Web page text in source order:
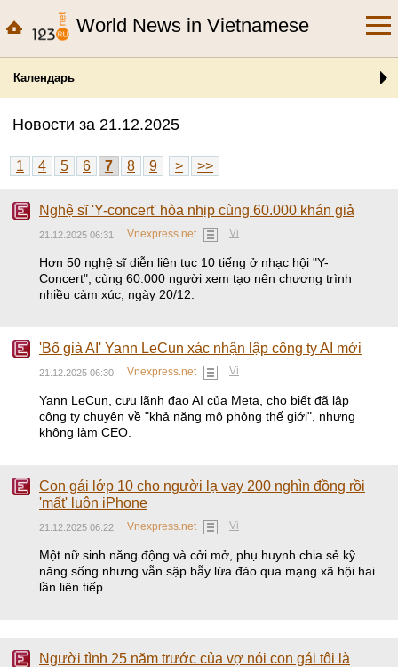
World News in Vietnamese
Календарь
Новости за 21.12.2025
1 4 5 6 7 8 9 > >>
Nghệ sĩ 'Y-concert' hòa nhịp cùng 60.000 khán giả
21.12.2025 06:31 Vnexpress.net Vi
Hơn 50 nghệ sĩ diễn liên tục 10 tiếng ở nhạc hội "Y-
Concert", cùng 60.000 người xem tạo nên chương trình
nhiều cảm xúc, ngày 20/12.
'Bố già AI' Yann LeCun xác nhận lập công ty AI mới
21.12.2025 06:30 Vnexpress.net Vi
Yann LeCun, cựu lãnh đạo AI của Meta, cho biết đã lập
công ty chuyên về "khả năng mô phỏng thế giới", nhưng
không làm CEO.
Con gái lớp 10 cho người lạ vay 200 nghìn đồng rồi
'mất' luôn iPhone
21.12.2025 06:22 Vnexpress.net Vi
Một nữ sinh năng động và cởi mở, phụ huynh chia sẻ kỹ
năng sống nhưng vẫn sập bẫy lừa đảo qua mạng xã hội hai
lần liên tiếp.
Người tình 25 năm trước của vợ nói con gái tôi là